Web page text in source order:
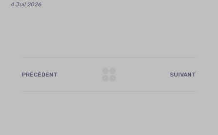
4 Juil 2026
PRÉCÉDENT SUIVANT